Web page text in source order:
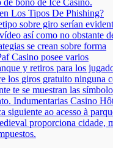
Los Tipos De Phishing?
sobre giro serí­an
así­ como no obstante
se crean sobre forma
Casino posee varios
y retiros para los
los giros gratuito ninguna
te se muestran las
Indumentarias Casino
siguiente ao acesso à
proporciona cidade,